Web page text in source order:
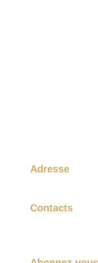
Adresse
Contacts